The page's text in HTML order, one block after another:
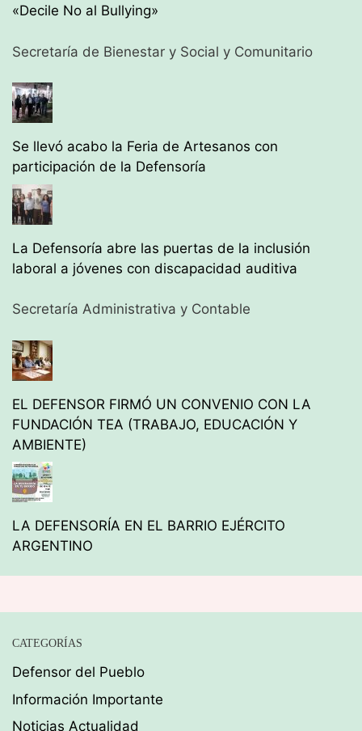
«Decile No al Bullying»
Secretaría de Bienestar y Social y Comunitario
Se llevó acabo la Feria de Artesanos con
participación de la Defensoría
La Defensoría abre las puertas de la inclusión
laboral a jóvenes con discapacidad auditiva
Secretaría Administrativa y Contable
EL DEFENSOR FIRMÓ UN CONVENIO CON LA
FUNDACIÓN TEA (TRABAJO, EDUCACIÓN Y
AMBIENTE)
LA DEFENSORÍA EN EL BARRIO EJÉRCITO
ARGENTINO
CATEGORÍAS
Defensor del Pueblo
Información Importante
Noticias Actualidad